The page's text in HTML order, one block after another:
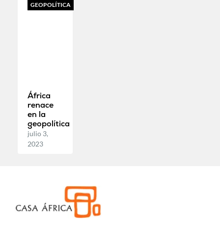
GEOPOLÍTICA
África
renace
en la
geopolítica
julio 3,
2023